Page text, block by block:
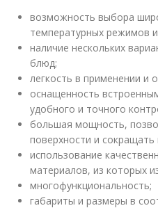
возможность выбора
температурных режимов
наличие нескольких
блюд;
легкость в применении и
оснащенность
удобного и точного
большая мощность,
поверхности и
использование
материалов, из которых
многофункциональность;
габариты и размеры в